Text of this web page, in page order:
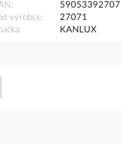
výrobce
27071
KANLUX